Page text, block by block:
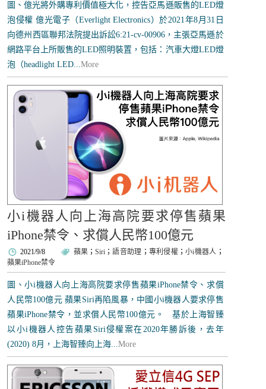
圖、億光將外購專利價值極大化，控告亞馬遜販售的LED燈
泡侵權 億光電子（Everlight Electronics）於2021年8月31日
向德州西區聯邦法院提出訴訟6:21-cv-00906，主張亞馬遜於
網路平台上所販售的LED照明裝置，包括：汽車大燈LED燈
泡（headlight LED...More
小i機器人向上海高院要求停售蘋果
iPhone禁令、求償人民幣100億元
2021/9/8 蘋果 ；Siri ；語音助理 ； 專利侵權； 小i機器人 ；
蘋果iPhone禁令
圖、小i機器人向上海高院要求停售蘋果iPhone禁令、求償
人民幣100億元 蘋果Siri再陷風暴，中國小i機器人要求停售
蘋果iPhone禁令，並求償人民幣100億元。 基於上海智臻
以小i機器人控告蘋果Siri侵權案在2020年勝訴後，去年
(2020) 8月，上海智臻向上海...More